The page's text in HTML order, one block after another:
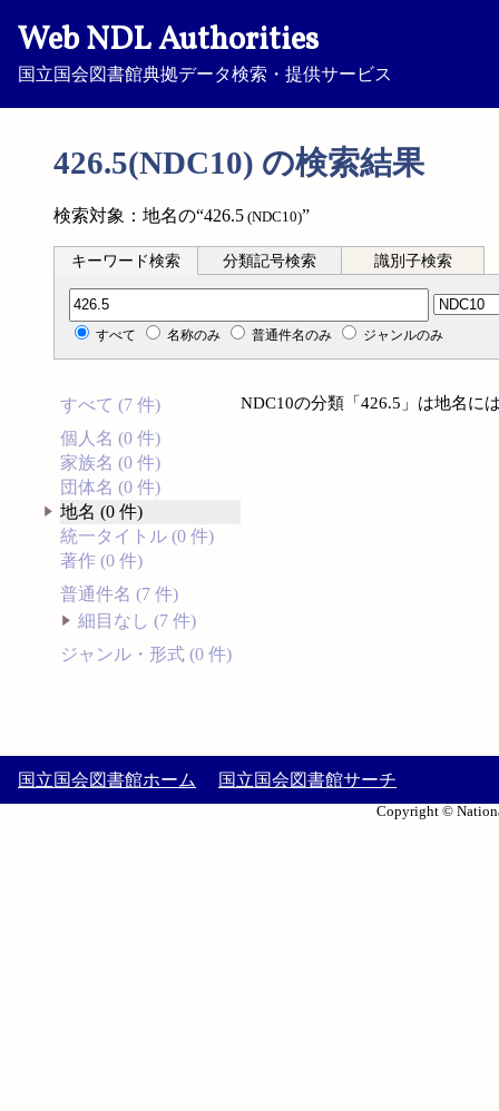
Web NDL Authorities
国立国会図書館典拠データ検索・提供サービス
426.5(NDC10) の検索結果
検索対象：地名の“426.5 (NDC10)”
キーワード検索 分類記号検索 識別子検索
分類記号検索
すべて 名称のみ 普通件名のみ ジャンルのみ
すべて (7 件)
個人名 (0 件)
家族名 (0 件)
団体名 (0 件)
地名 (0 件)
統一タイトル (0 件)
著作 (0 件)
普通件名 (7 件)
細目なし (7 件)
ジャンル・形式 (0 件)
NDC10の分類「426.5」は地名に
国立国会図書館ホーム 国立国会図書館サーチ
Copyright ©